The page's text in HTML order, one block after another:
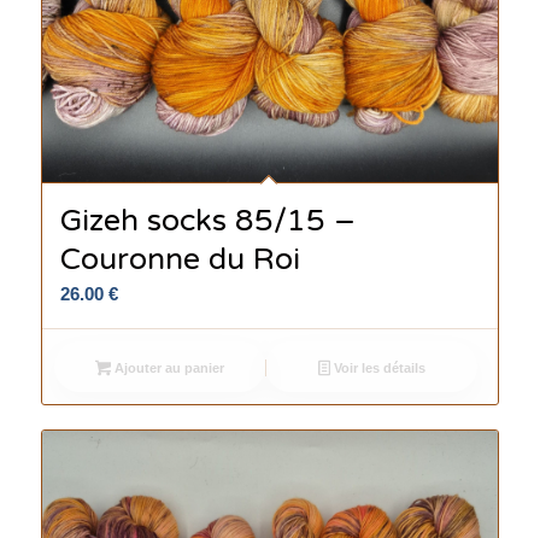
Gizeh socks 85/15 –
Couronne du Roi
26.00 €
Ajouter au panier Voir les détails